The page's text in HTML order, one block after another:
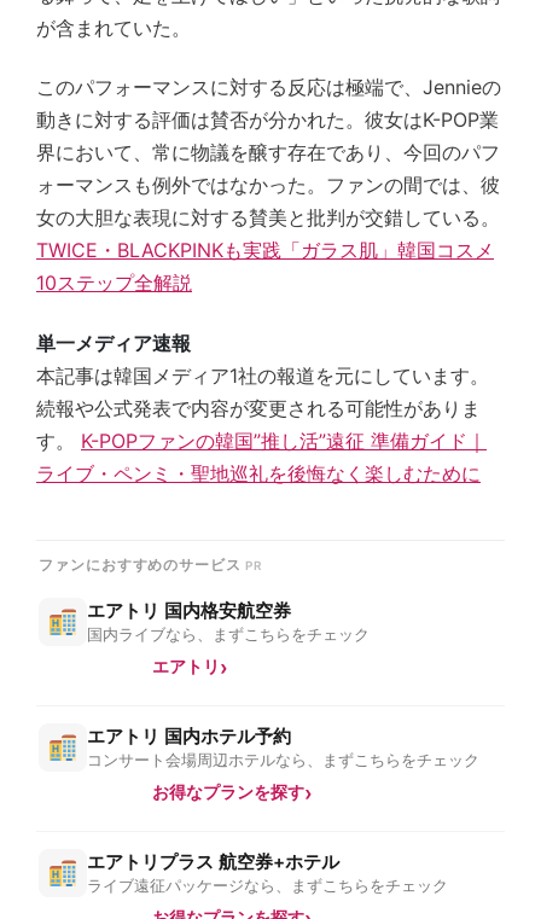
が含まれていた。
このパフォーマンスに対する反応は極端で、Jennieの
動きに対する評価は賛否が分かれた。彼女はK-POP業
界において、常に物議を醸す存在であり、今回のパフ
ォーマンスも例外ではなかった。ファンの間では、彼
女の大胆な表現に対する賛美と批判が交錯している。
TWICE・BLACKPINKも実践「ガラス肌」韓国コスメ
10ステップ全解説
単一メディア速報
本記事は韓国メディア1社の報道を元にしています。
続報や公式発表で内容が変更される可能性がありま
す。 K-POPファンの韓国”推し活”遠征 準備ガイド｜
ライブ・ペンミ・聖地巡礼を後悔なく楽しむために
ファンにおすすめのサービス
エアトリ 国内格安航空券
国内ライブなら、まずこちらをチェック
エアトリ
エアトリ 国内ホテル予約
コンサート会場周辺ホテルなら、まずこちらをチェック
お得なプランを探す
エアトリプラス 航空券+ホテル
ライブ遠征パッケージなら、まずこちらをチェック